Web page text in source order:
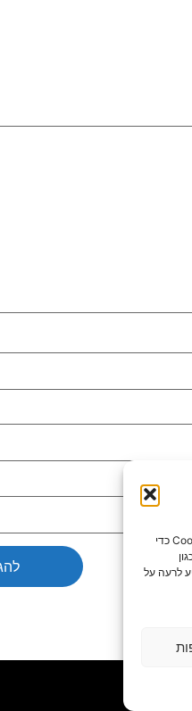
כדי לספק את חוויות המשתמש הטובות ביותר, אנו משתמשים בטכנולוגיות כמו קובצי Cookie כדי
לרעה על